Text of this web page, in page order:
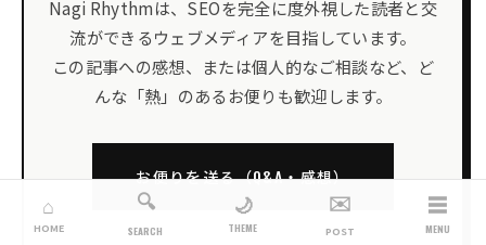
Nagi Rhythmは、SEOを完全に度外視した読者と交
流ができるウェブメディアを目指しています。
この記事への感想、または個人的なご相談など、ど
んな「熱」のあるお便りも歓迎します。
お便りを送る（Q&A・感想）
⌂
HOME
🔍
SEARCH
🌙
THEME
✉️
POST
☰
MENU